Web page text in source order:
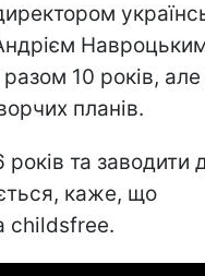
10 років, але
планів.
та заводити
каже, що
childsfree.